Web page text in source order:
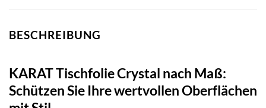
BESCHREIBUNG
KARAT Tischfolie Crystal nach Maß:
Schützen Sie Ihre wertvollen Oberflächen